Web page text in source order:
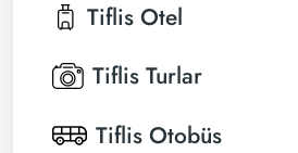
Tiflis Otel
Tiflis Turlar
Tiflis Otobüs